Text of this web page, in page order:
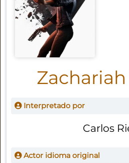
Interpretado por
Carlos
Actor idioma original